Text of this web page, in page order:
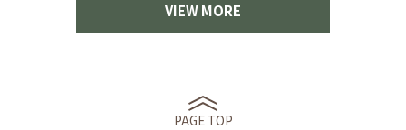
VIEW MORE
PAGE TOP